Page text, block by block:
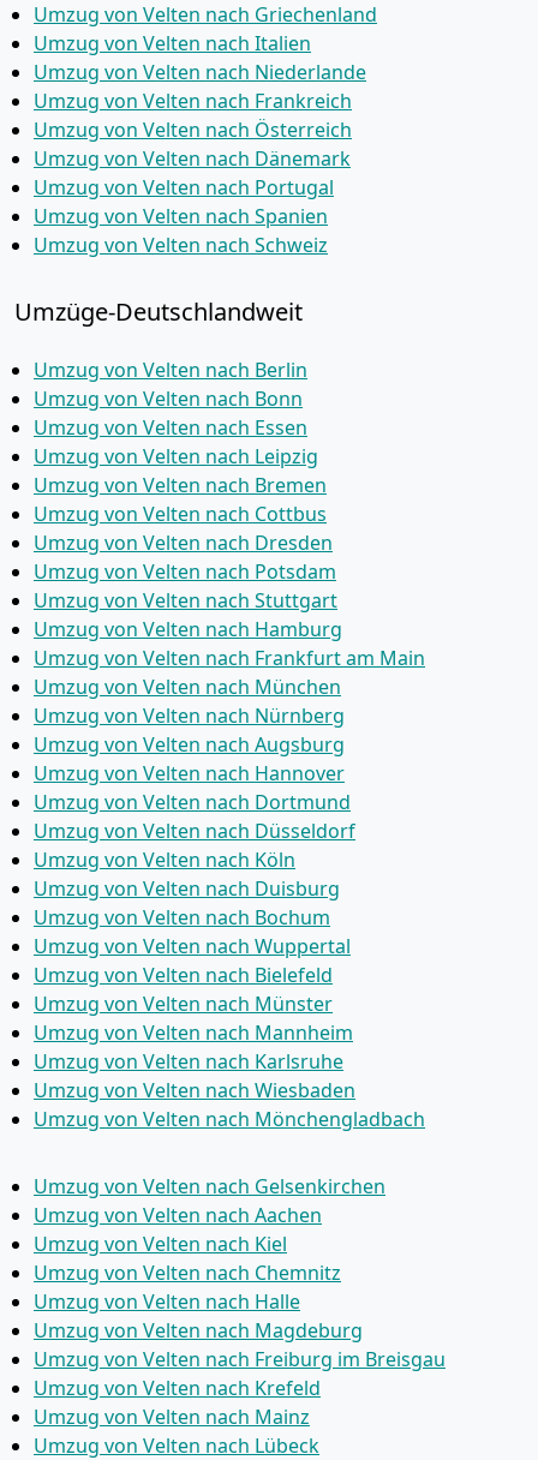
Umzug von Velten nach Griechenland
Umzug von Velten nach Italien
Umzug von Velten nach Niederlande
Umzug von Velten nach Frankreich
Umzug von Velten nach Österreich
Umzug von Velten nach Dänemark
Umzug von Velten nach Portugal
Umzug von Velten nach Spanien
Umzug von Velten nach Schweiz
Umzüge-Deutschlandweit
Umzug von Velten nach Berlin
Umzug von Velten nach Bonn
Umzug von Velten nach Essen
Umzug von Velten nach Leipzig
Umzug von Velten nach Bremen
Umzug von Velten nach Cottbus
Umzug von Velten nach Dresden
Umzug von Velten nach Potsdam
Umzug von Velten nach Stuttgart
Umzug von Velten nach Hamburg
Umzug von Velten nach Frankfurt am Main
Umzug von Velten nach München
Umzug von Velten nach Nürnberg
Umzug von Velten nach Augsburg
Umzug von Velten nach Hannover
Umzug von Velten nach Dortmund
Umzug von Velten nach Düsseldorf
Umzug von Velten nach Köln
Umzug von Velten nach Duisburg
Umzug von Velten nach Bochum
Umzug von Velten nach Wuppertal
Umzug von Velten nach Bielefeld
Umzug von Velten nach Münster
Umzug von Velten nach Mannheim
Umzug von Velten nach Karlsruhe
Umzug von Velten nach Wiesbaden
Umzug von Velten nach Mönchen­gladbach
Umzug von Velten nach Gelsenkirchen
Umzug von Velten nach Aachen
Umzug von Velten nach Kiel
Umzug von Velten nach Chemnitz
Umzug von Velten nach Halle
Umzug von Velten nach Magdeburg
Umzug von Velten nach Freiburg im Breisgau
Umzug von Velten nach Krefeld
Umzug von Velten nach Mainz
Umzug von Velten nach Lübeck